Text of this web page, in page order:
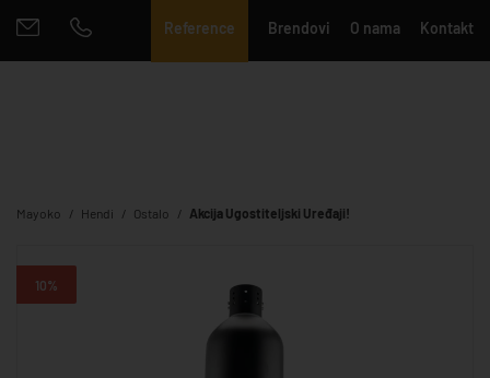
Reference Brendovi O nama Kontakt
Mayoko Hendi Ostalo Akcija Ugostiteljski Uređaji!
10%